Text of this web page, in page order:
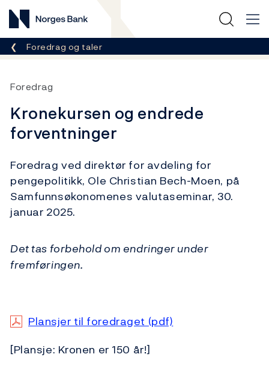
Norges Bank
Her er du nå:
Foredrag og taler
Foredrag
Kronekursen og endrede
forventninger
Foredrag ved direktør for avdeling for
pengepolitikk, Ole Christian Bech-Moen, på
Samfunnsøkonomenes valutaseminar, 30.
januar 2025.
Det tas forbehold om endringer under
fremføringen.
Plansjer til foredraget (pdf)
[Plansje: Kronen er 150 år!]